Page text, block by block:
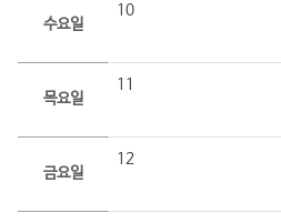
수요일
10
목요일
11
금요일
12